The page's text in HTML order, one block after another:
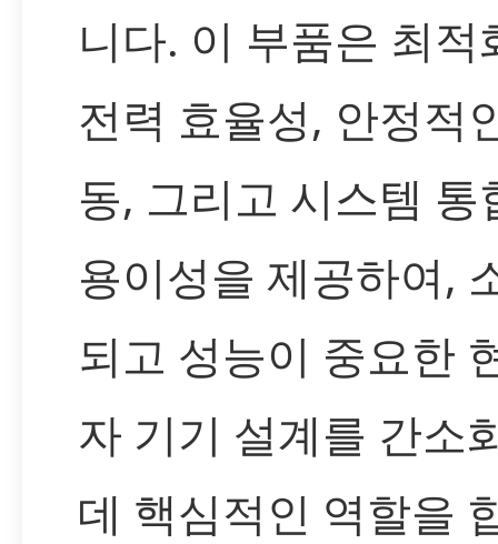
니다. 이 부품은 최적
전력 효율성, 안정적
동, 그리고 시스템 통
용이성을 제공하여,
되고 성능이 중요한
자 기기 설계를 간소
데 핵심적인 역할을